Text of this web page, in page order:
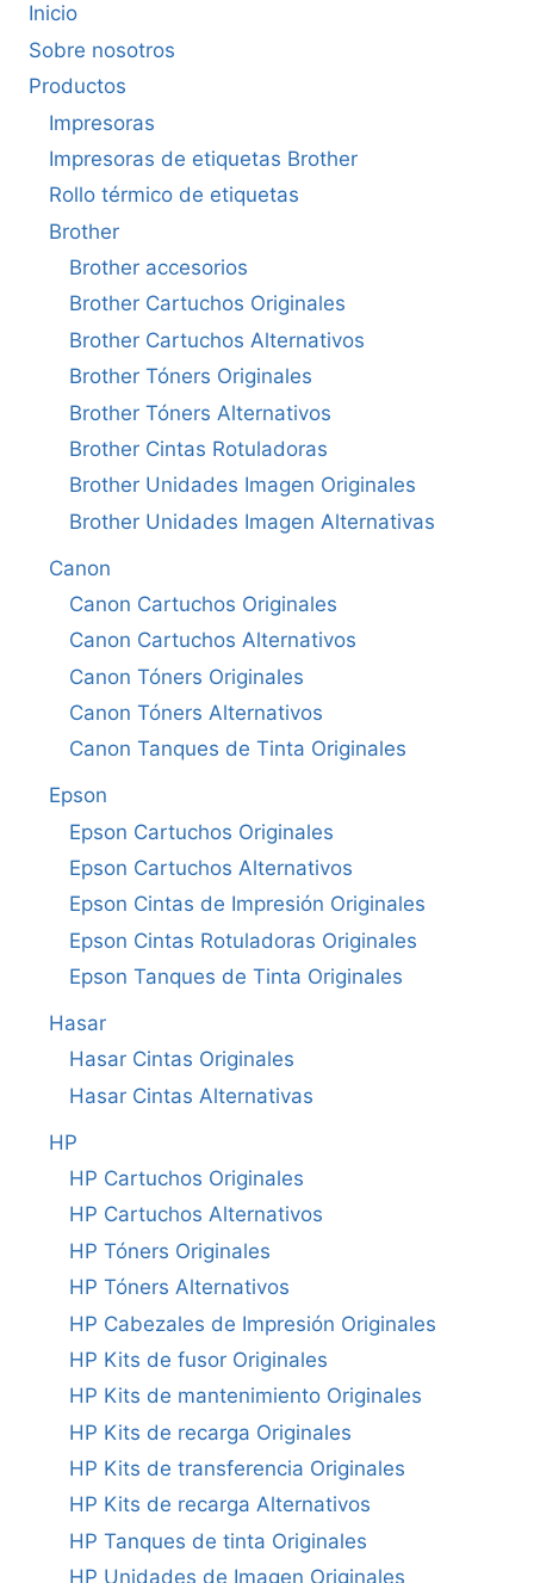
Inicio
Sobre nosotros
Productos
Impresoras
Impresoras de etiquetas Brother
Rollo térmico de etiquetas
Brother
Brother accesorios
Brother Cartuchos Originales
Brother Cartuchos Alternativos
Brother Tóners Originales
Brother Tóners Alternativos
Brother Cintas Rotuladoras
Brother Unidades Imagen Originales
Brother Unidades Imagen Alternativas
Canon
Canon Cartuchos Originales
Canon Cartuchos Alternativos
Canon Tóners Originales
Canon Tóners Alternativos
Canon Tanques de Tinta Originales
Epson
Epson Cartuchos Originales
Epson Cartuchos Alternativos
Epson Cintas de Impresión Originales
Epson Cintas Rotuladoras Originales
Epson Tanques de Tinta Originales
Hasar
Hasar Cintas Originales
Hasar Cintas Alternativas
HP
HP Cartuchos Originales
HP Cartuchos Alternativos
HP Tóners Originales
HP Tóners Alternativos
HP Cabezales de Impresión Originales
HP Kits de fusor Originales
HP Kits de mantenimiento Originales
HP Kits de recarga Originales
HP Kits de transferencia Originales
HP Kits de recarga Alternativos
HP Tanques de tinta Originales
HP Unidades de Imagen Originales